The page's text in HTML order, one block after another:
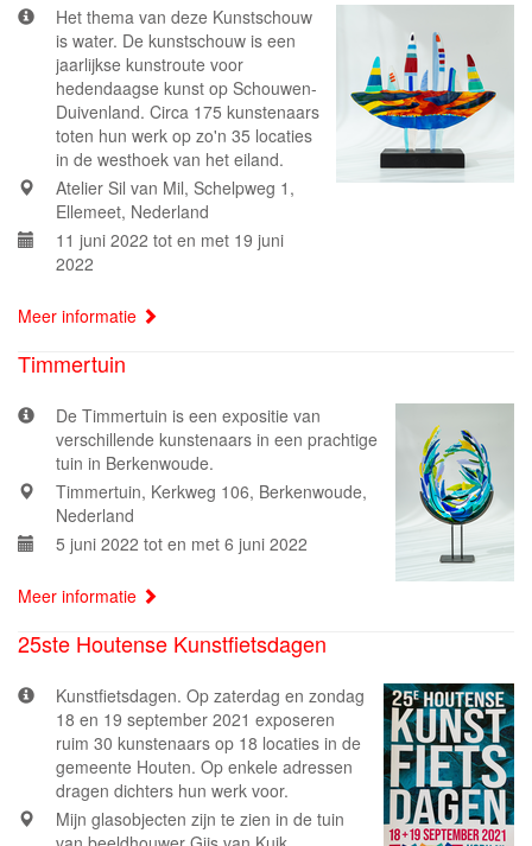
Het thema van deze Kunstschouw
is water. De kunstschouw is een
jaarlijkse kunstroute voor
hedendaagse kunst op Schouwen-
Duivenland. Circa 175 kunstenaars
toten hun werk op zo'n 35 locaties
in de westhoek van het eiland.
Atelier Sil van Mil, Schelpweg 1,
Ellemeet, Nederland
11 juni 2022 tot en met 19 juni
2022
Meer informatie
Timmertuin
De Timmertuin is een expositie van
verschillende kunstenaars in een prachtige
tuin in Berkenwoude.
Timmertuin, Kerkweg 106, Berkenwoude,
Nederland
5 juni 2022 tot en met 6 juni 2022
Meer informatie
25ste Houtense Kunstfietsdagen
Kunstfietsdagen. Op zaterdag en zondag
18 en 19 september 2021 exposeren
ruim 30 kunstenaars op 18 locaties in de
gemeente Houten. Op enkele adressen
dragen dichters hun werk voor.
Mijn glasobjecten zijn te zien in de tuin